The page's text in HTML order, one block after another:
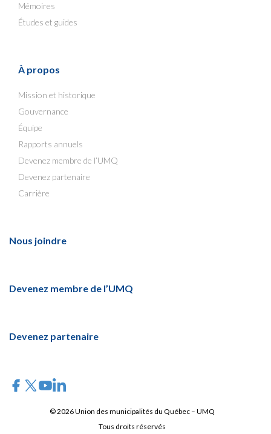
Mémoires
Études et guides
À propos
Mission et historique
Gouvernance
Équipe
Rapports annuels
Devenez membre de l’UMQ
Devenez partenaire
Carrière
Nous joindre
Devenez membre de l’UMQ
Devenez partenaire
© 2026 Union des municipalités du Québec – UMQ
Tous droits réservés